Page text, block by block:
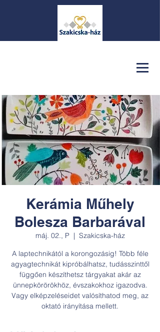
Kerámia Műhely
Bolesza Barbarával
máj. 02., P
  |
Szakicska-ház
A laptechnikától a korongozásig! Több féle
agyagtechnikát kipróbálhatsz, tudásszinttől
függően készíthetsz tárgyakat akár az
ünnepkörörökhöz, évszakokhoz igazodva.
Vagy elképzeléseidet valósíthatod meg, az
oktató irányítása mellett.